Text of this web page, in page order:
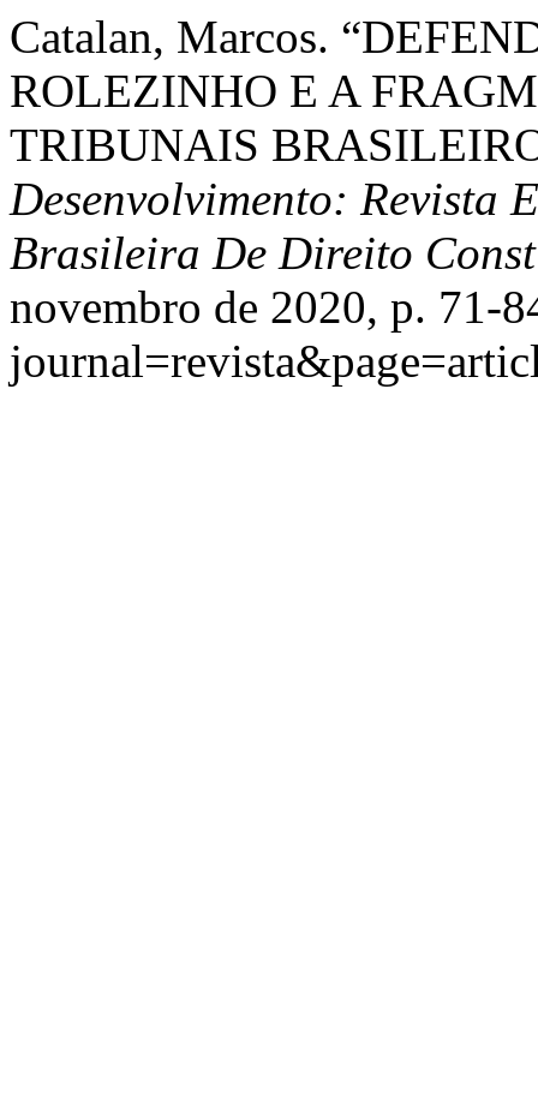
Catalan, Marcos.
ROLEZINHO E A
TRIBUNAIS
Desenvolvimento: Revista
Brasileira De Direito
novembro de 2020, p. 71-